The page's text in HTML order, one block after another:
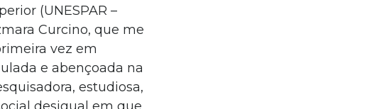
(UNESPAR –
Curcino, que me
vez em
e abençoada na
estudiosa,